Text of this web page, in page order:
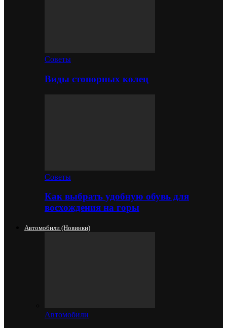
Советы
Виды стопорных колец
Советы
Как выбрать удобную обувь для
восхождения на горы
Автомобили (новинки)
Автомобили